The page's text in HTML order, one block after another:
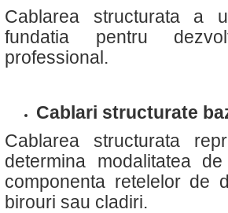
Cablarea structurata a
fundatia pentru
professional.
Cablari structurate
Cablarea structurata
determina modalitatea
componenta retelelor de
birouri sau cladiri.